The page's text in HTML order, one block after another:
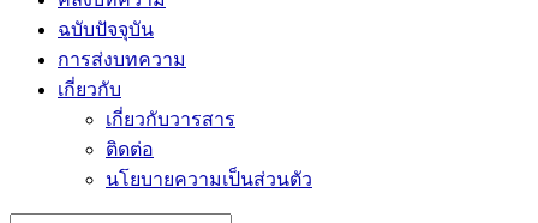
ฉบับปัจจุบัน
การส่งบทความ
เกี่ยวกับ
เกี่ยวกับวารสาร
ติดต่อ
นโยบายความเป็นส่วนตัว